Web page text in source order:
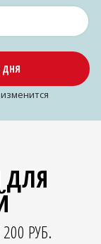
ДНЯ
РУБ.